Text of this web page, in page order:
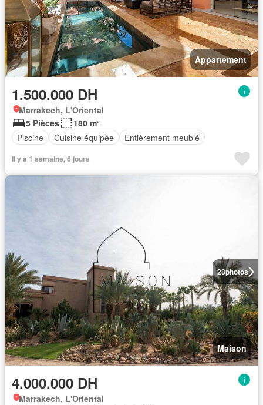
Appartement
1.500.000 DH
Marrakech, L'Oriental
5 Pièces
180 m²
Piscine
Cuisine équipée Entièrement meublé
Il y a 1 semaine, 6 jours
28photos
Maison
4.000.000 DH
Marrakech, L'Oriental